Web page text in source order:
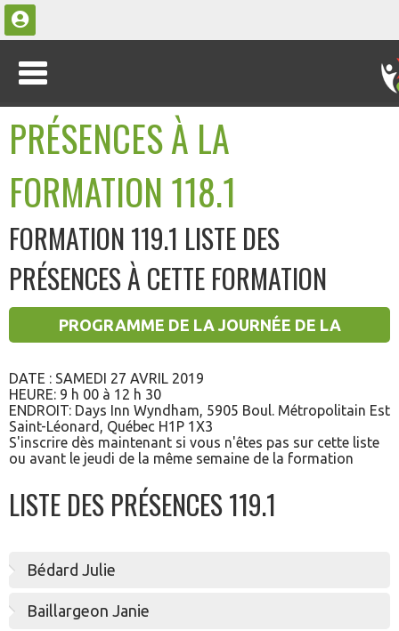
PRÉSENCES À LA
FORMATION 118.1
FORMATION 119.1 LISTE DES
PRÉSENCES À CETTE FORMATION
PROGRAMME DE LA JOURNÉE DE LA
DATE : SAMEDI 27 AVRIL 2019
HEURE: 9 h 00 à 12 h 30
ENDROIT: Days Inn Wyndham, 5905 Boul. Métropolitain Est
Saint-Léonard, Québec H1P 1X3
S'inscrire dès maintenant si vous n'êtes pas sur cette liste
ou avant le jeudi de la même semaine de la formation
LISTE DES PRÉSENCES 119.1
Bédard Julie
Baillargeon Janie